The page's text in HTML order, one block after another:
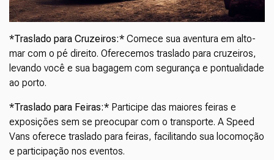
*Traslado para Cruzeiros:* Comece sua aventura em alto-
mar com o pé direito. Oferecemos traslado para cruzeiros,
levando você e sua bagagem com segurança e pontualidade
ao porto.
*Traslado para Feiras:* Participe das maiores feiras e
exposições sem se preocupar com o transporte. A Speed
Vans oferece traslado para feiras, facilitando sua locomoção
e participação nos eventos.